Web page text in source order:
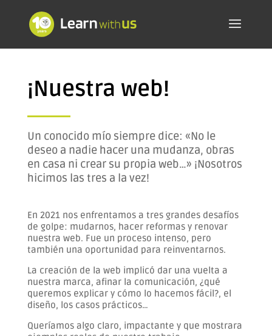
¡Nuestra web!
Un conocido mío siempre dice: «No le
deseo a nadie hacer una mudanza, obras
en casa ni crear su propia web…» ¡Nosotros
hicimos las tres a la vez!
En 2021 nos enfrentamos a tres grandes desafíos
de golpe: mudarnos, hacer reformas y renovar
nuestra web. Fue un proceso intenso, pero
también una oportunidad para reinventarnos.
La creación de la web implicó dar una vuelta a
nuestra marca, afinar la comunicación, ¿qué
queremos explicar y cómo lo hacemos fácil?, el
diseño, los casos prácticos…
Queríamos algo claro, impactante y que mostrara